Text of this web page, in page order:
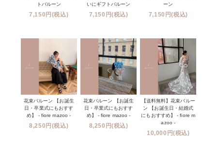
トバルーン
7,150円(税込)
いにギフトバルーン
7,150円(税込)
ーン
7,150円(税込)
花束バルーン 【お誕生
日・卒業式にもおすす
め】 - fiore mazoo -
8,250円(税込)
花束バルーン 【お誕生
日・卒業式にもおすす
め】 - fiore mazoo -
8,250円(税込)
【送料無料】花束バルー
ン 【お誕生日・結婚式
にもおすすめ】 - fiore m
azoo -
10,000円(税込)